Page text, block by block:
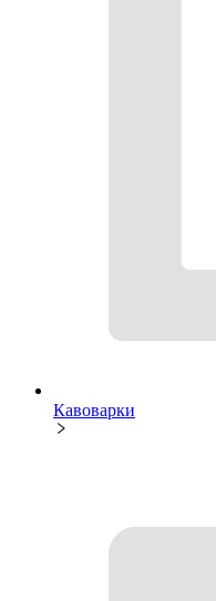
Кавоварки